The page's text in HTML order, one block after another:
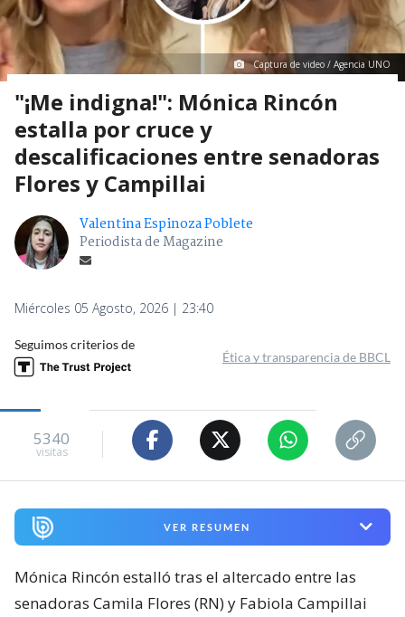
Captura de video / Agencia UNO
"¡Me indigna!": Mónica Rincón
estalla por cruce y
descalificaciones entre senadoras
Flores y Campillai
Valentina Espinoza Poblete
Periodista de Magazine
Miércoles 05 Agosto, 2026 | 23:40
Seguimos criterios de
Ética y transparencia de BBCL
5340
visitas
VER RESUMEN
Mónica Rincón estalló tras el altercado entre las
senadoras Camila Flores (RN) y Fabiola Campillai